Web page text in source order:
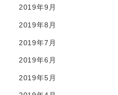
2019年9月
2019年8月
2019年7月
2019年6月
2019年5月